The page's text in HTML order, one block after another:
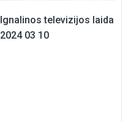
Ignalinos televizijos laida
2024 03 10